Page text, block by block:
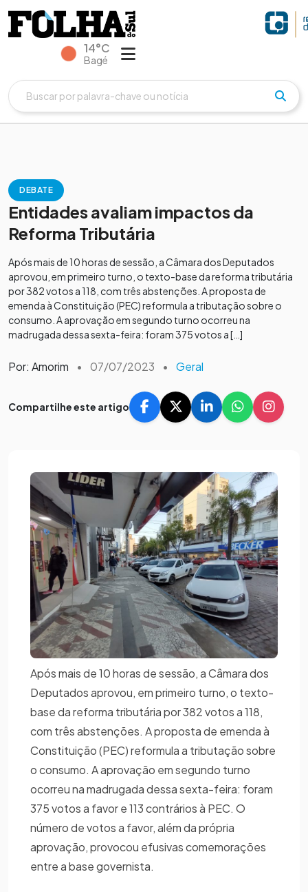
14°C
Bagé
DEBATE
Entidades avaliam impactos da
Reforma Tributária
Após mais de 10 horas de sessão, a Câmara dos Deputados
aprovou, em primeiro turno, o texto-base da reforma tributária
por 382 votos a 118, com três abstenções. A proposta de
emenda à Constituição (PEC) reformula a tributação sobre o
consumo. A aprovação em segundo turno ocorreu na
madrugada dessa sexta-feira: foram 375 votos a […]
Por: Amorim • 07/07/2023 • Geral
Compartilhe este artigo
Após mais de 10 horas de sessão, a Câmara dos
Deputados aprovou, em primeiro turno, o texto-
base da reforma tributária por 382 votos a 118,
com três abstenções. A proposta de emenda à
Constituição (PEC) reformula a tributação sobre
o consumo. A aprovação em segundo turno
ocorreu na madrugada dessa sexta-feira: foram
375 votos a favor e 113 contrários à PEC. O
número de votos a favor, além da própria
aprovação, provocou efusivas comemorações
entre a base governista.